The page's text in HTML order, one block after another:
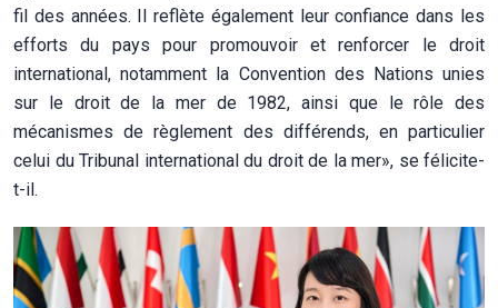
fil des années. Il reflète également leur confiance dans les
efforts du pays pour promouvoir et renforcer le droit
international, notamment la Convention des Nations unies
sur le droit de la mer de 1982, ainsi que le rôle des
mécanismes de règlement des différends, en particulier
celui du Tribunal international du droit de la mer», se félicite-
t-il.